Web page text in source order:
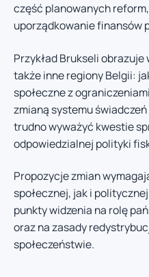
część planowanych
uporządkowanie finansów
Przykład Brukseli
także inne regiony Belgii:
społeczne z
zmianą systemu
trudno wyważyć kwestie
odpowiedzialnej polityki
Propozycje zmian
społecznej, jak i
punkty widzenia na rolę
oraz na zasady
społeczeństwie.